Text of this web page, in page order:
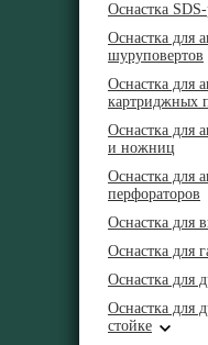
Оснастка
Оснастка для
шуруповертов
Оснастка для
картриджных
Оснастка для
и ножниц
Оснастка для
перфораторов
Оснастка для
Оснастка для
Оснастка для
Оснастка для
стойке